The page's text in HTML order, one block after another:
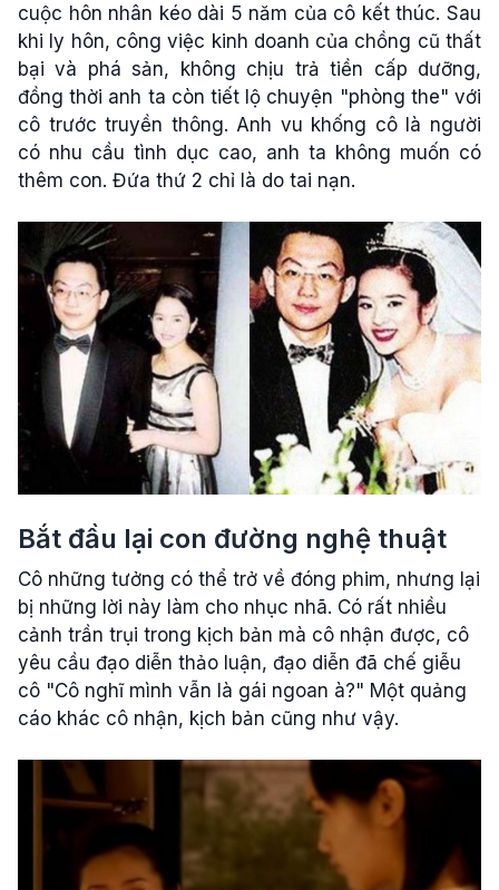
cuộc hôn nhân kéo dài 5 năm của cô kết thúc. Sau
khi ly hôn, công việc kinh doanh của chồng cũ thất
bại và phá sản, không chịu trả tiền cấp dưỡng,
đồng thời anh ta còn tiết lộ chuyện "phòng the" với
cô trước truyền thông. Anh vu khống cô là người
có nhu cầu tình dục cao, anh ta không muốn có
thêm con. Đứa thứ 2 chỉ là do tai nạn.
Bắt đầu lại con đường nghệ thuật
Cô những tưởng có thể trở về đóng phim, nhưng lại
bị những lời này làm cho nhục nhã. Có rất nhiều
cảnh trần trụi trong kịch bản mà cô nhận được, cô
yêu cầu đạo diễn thảo luận, đạo diễn đã chế giễu
cô "Cô nghĩ mình vẫn là gái ngoan à?" Một quảng
cáo khác cô nhận, kịch bản cũng như vậy.